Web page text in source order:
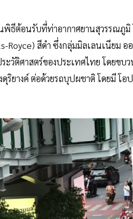
พิธีต้อนรับที่ท่าอากาศยานสุวรรณภูมิ
Royce) สีดำ ซึ่งกลุ่มมิลเลนเนียม
ะวัติศาสตร์ของประเทศไทย โดยข
ดุริยางค์ ต่อด้วยรถบุปผชาติ โดยมี โ